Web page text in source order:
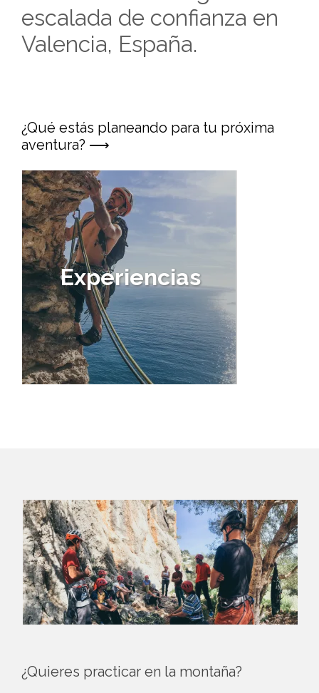
escalada de confianza en
Valencia, España.
¿Qué estás planeando para tu próxima
aventura? ⟶
Experiencias
¿Quieres practicar en la montaña?